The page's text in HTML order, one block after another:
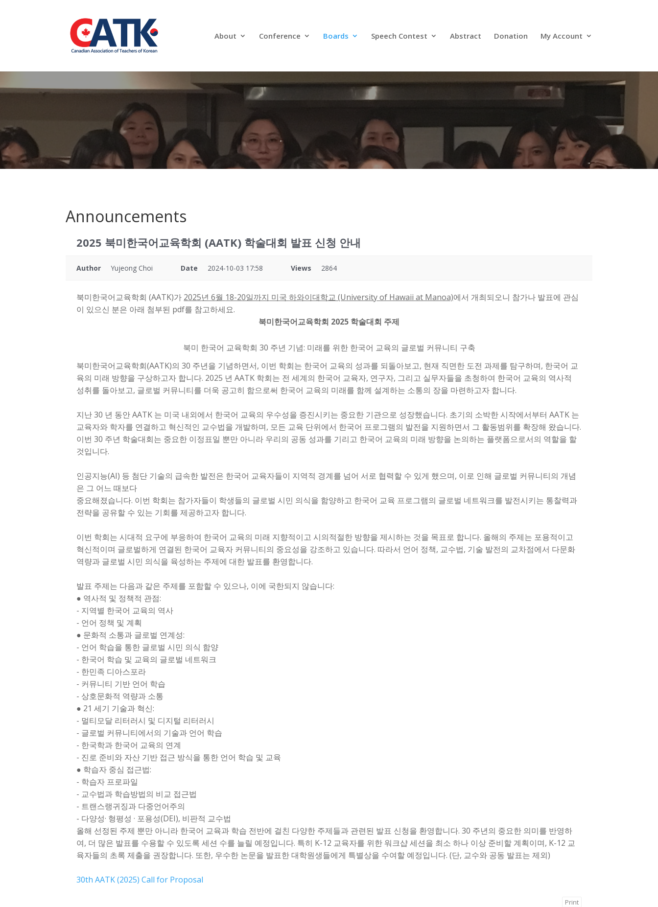
About Conference Boards Speech Contest Abstract Donation My Account
Announcements
2025 북미한국어교육학회 (AATK) 학술대회 발표 신청 안내
Author Yujeong Choi Date 2024-10-03 17:58 Views 2864
북미한국어교육학회 (AATK)가 2025년 6월 18-20일까지 미국하와이대학교 (University of Hawaii at Manoa)에서 개최되오니 참가나 발표에 관심
이 있으신 분은 아래 첨부된 pdf를 참고하세요.
북미한국어교육학회 2025 학술대회 주제
북미 한국어 교육학회 30 주년 기념: 미래를 위한 한국어 교육의 글로벌 커뮤니티 구축
북미한국어교육학회(AATK)의 30 주년을 기념하면서, 이번 학회는 한국어 교육의 성과를 되돌아보고, 현재 직면한 도전 과제를 탐구하며, 한국어 교
육의 미래 방향을 구상하고자 합니다. 2025 년 AATK 학회는 전 세계의 한국어 교육자, 연구자, 그리고 실무자들을 초청하여 한국어 교육의 역사적
성취를 돌아보고, 글로벌 커뮤니티를 더욱 공고히 함으로써 한국어 교육의 미래를 함께 설계하는 소통의 장을 마련하고자 합니다.
지난 30 년 동안 AATK 는 미국 내외에서 한국어 교육의 우수성을 증진시키는 중요한 기관으로 성장했습니다. 초기의 소박한 시작에서부터 AATK 는
교육자와 학자를 연결하고 혁신적인 교수법을 개발하며, 모든 교육 단위에서 한국어 프로그램의 발전을 지원하면서 그 활동범위를 확장해 왔습니다.
이번 30 주년 학술대회는 중요한 이정표일 뿐만 아니라 우리의 공동 성과를 기리고 한국어 교육의 미래 방향을 논의하는 플랫폼으로서의 역할을 할
것입니다.
인공지능(AI) 등 첨단 기술의 급속한 발전은 한국어 교육자들이 지역적 경계를 넘어 서로 협력할 수 있게 했으며, 이로 인해 글로벌 커뮤니티의 개념
은 그 어느 때보다
중요해졌습니다. 이번 학회는 참가자들이 학생들의 글로벌 시민 의식을 함양하고 한국어 교육 프로그램의 글로벌 네트워크를 발전시키는 통찰력과
전략을 공유할 수 있는 기회를 제공하고자 합니다.
이번 학회는 시대적 요구에 부응하여 한국어 교육의 미래 지향적이고 시의적절한 방향을 제시하는 것을 목표로 합니다. 올해의 주제는 포용적이고
혁신적이며 글로벌하게 연결된 한국어 교육자 커뮤니티의 중요성을 강조하고 있습니다. 따라서 언어 정책, 교수법, 기술 발전의 교차점에서 다문화
역량과 글로벌 시민 의식을 육성하는 주제에 대한 발표를 환영합니다.
발표 주제는 다음과 같은 주제를 포함할 수 있으나, 이에 국한되지 않습니다:
● 역사적 및 정책적 관점:
- 지역별 한국어 교육의 역사
- 언어 정책 및 계획
● 문화적 소통과 글로벌 연계성:
- 언어 학습을 통한 글로벌 시민 의식 함양
- 한국어 학습 및 교육의 글로벌 네트워크
- 한민족 디아스포라
- 커뮤니티 기반 언어 학습
- 상호문화적 역량과 소통
● 21 세기 기술과 혁신:
- 멀티모달 리터러시 및 디지털 리터러시
- 글로벌 커뮤니티에서의 기술과 언어 학습
- 한국학과 한국어 교육의 연계
- 진로 준비와 자산 기반 접근 방식을 통한 언어 학습 및 교육
● 학습자 중심 접근법:
- 학습자 프로파일
- 교수법과 학습방법의 비교 접근법
- 트랜스랭귀징과 다중언어주의
- 다양성· 형평성 · 포용성(DEI), 비판적 교수법
올해 선정된 주제 뿐만 아니라 한국어 교육과 학습 전반에 걸친 다양한 주제들과 관련된 발표 신청을 환영합니다. 30 주년의 중요한 의미를 반영하
여, 더 많은 발표를 수용할 수 있도록 세션 수를 늘릴 예정입니다. 특히 K-12 교육자를 위한 워크샵 세션을 최소 하나 이상 준비할 계획이며, K-12 교
육자들의 초록 제출을 권장합니다. 또한, 우수한 논문을 발표한 대학원생들에게 특별상을 수여할 예정입니다. (단, 교수와 공동 발표는 제외)
30th AATK (2025) Call for Proposal
Print